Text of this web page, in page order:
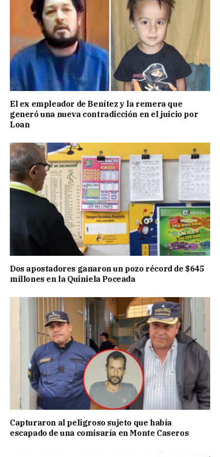
El ex empleador de Benítez y la remera que
generó una nueva contradicción en el juicio por
Loan
Dos apostadores ganaron un pozo récord de $645
millones en la Quiniela Poceada
Capturaron al peligroso sujeto que había
escapado de una comisaría en Monte Caseros